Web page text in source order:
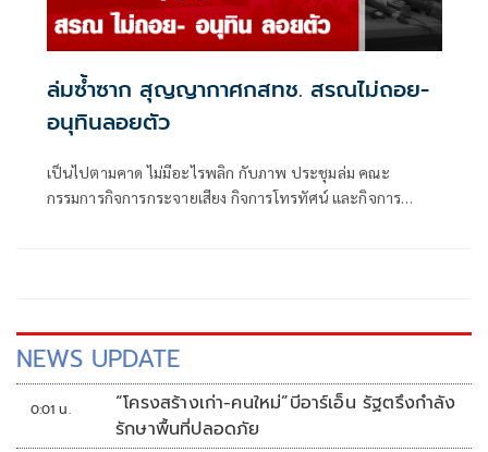
ล่มซ้ำซาก สุญญากาศกสทช. สรณไม่ถอย-
อนุทินลอยตัว
เป็นไปตามคาด ไม่มีอะไรพลิก กับภาพ ประชุมล่ม คณะ
กรรมการกิจการกระจายเสียง กิจการโทรทัศน์ และกิจการ
NEWS UPDATE
0:01 น.
“โครงสร้างเก่า-คนใหม่”บีอาร์เอ็น รัฐตรึงกำลัง
รักษาพื้นที่ปลอดภัย